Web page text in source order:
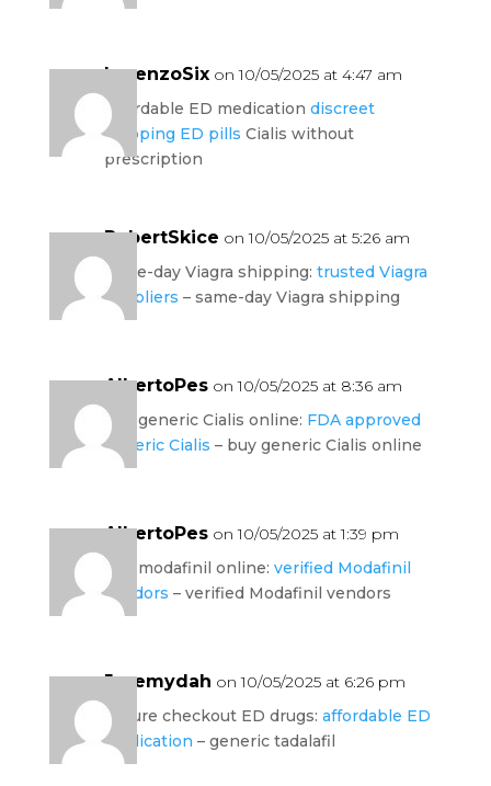
LorenzoSix on 10/05/2025 at 4:47 am
affordable ED medication discreet
shipping ED pills Cialis without
prescription
RobertSkice on 10/05/2025 at 5:26 am
same-day Viagra shipping: trusted Viagra
suppliers – same-day Viagra shipping
AlbertoPes on 10/05/2025 at 8:36 am
buy generic Cialis online: FDA approved
generic Cialis – buy generic Cialis online
AlbertoPes on 10/05/2025 at 1:39 pm
buy modafinil online: verified Modafinil
vendors – verified Modafinil vendors
Jeremydah on 10/05/2025 at 6:26 pm
secure checkout ED drugs: affordable ED
medication – generic tadalafil